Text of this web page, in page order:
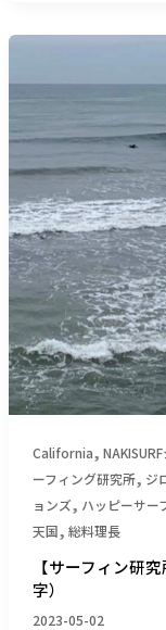
ジ
ー
し
＿
５
７
文
字）
California,
ーフィング研究所, ジ
ョンズ, ハッピーサー
天国, 総料理長
【サーフィン研
字）
2023-05-02
ン
研
究
所】
５
月
の
オ
ム
ニ
バ
ス
＿
（１
４
文
字）